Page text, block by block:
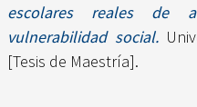
escolares reales de
vulnerabilidad social.
[Tesis de Maestría].